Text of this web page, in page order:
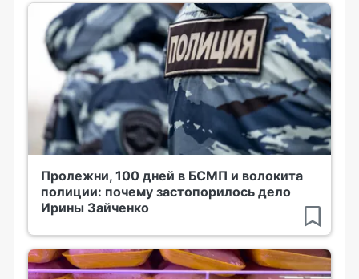
Пролежни, 100 дней в БСМП и волокита
полиции: почему застопорилось дело
Ирины Зайченко